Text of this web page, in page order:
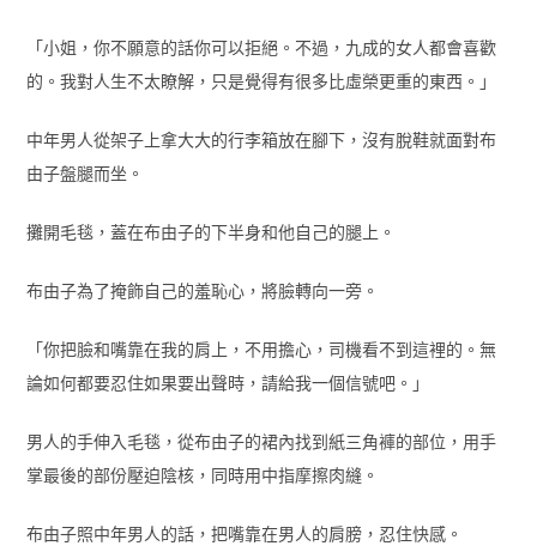
「小姐，你不願意的話你可以拒絕。不過，九成的女人都會喜歡
的。我對人生不太瞭解，只是覺得有很多比虛榮更重的東西。」
中年男人從架子上拿大大的行李箱放在腳下，沒有脫鞋就面對布
由子盤腿而坐。
攤開毛毯，蓋在布由子的下半身和他自己的腿上。
布由子為了掩飾自己的羞恥心，將臉轉向一旁。
「你把臉和嘴靠在我的肩上，不用擔心，司機看不到這裡的。無
論如何都要忍住如果要出聲時，請給我一個信號吧。」
男人的手伸入毛毯，從布由子的裙內找到紙三角褲的部位，用手
掌最後的部份壓迫陰核，同時用中指摩擦肉縫。
布由子照中年男人的話，把嘴靠在男人的肩膀，忍住快感。